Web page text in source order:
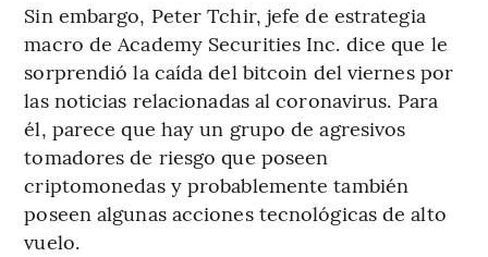
Sin embargo, Peter Tchir, jefe de estrategia
macro de Academy Securities Inc. dice que le
sorprendió la caída del bitcoin del viernes por
las noticias relacionadas al coronavirus. Para
él, parece que hay un grupo de agresivos
tomadores de riesgo que poseen
criptomonedas y probablemente también
poseen algunas acciones tecnológicas de alto
vuelo.